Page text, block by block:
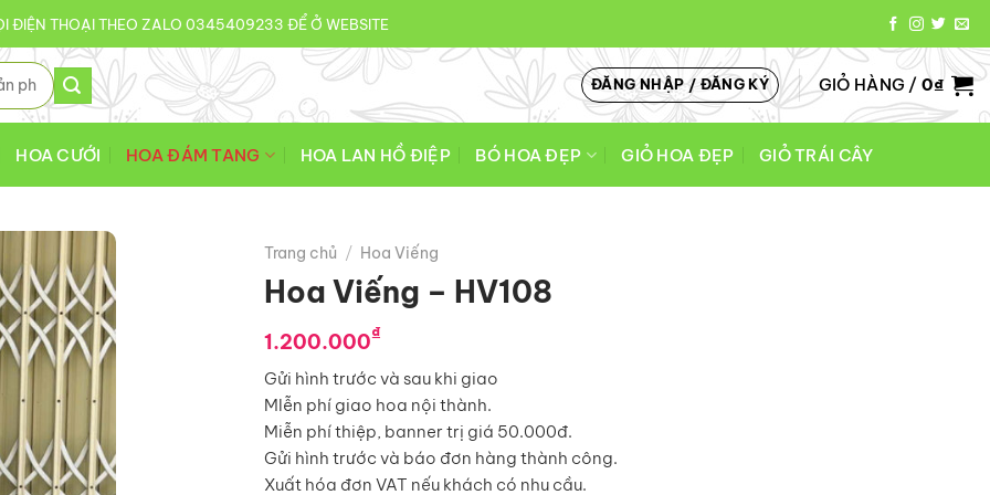
ĐIỆN THOẠI THEO ZALO 0345409233 ĐỂ Ở WEBSITE
ĐĂNG NHẬP / ĐĂNG KÝ GIỎ HÀNG /0₫
HOA CƯỚI HOA ĐÁM TANG HOA LAN HỒ ĐIỆP BÓ HOA ĐẸP GIỎ HOA ĐẸP GIỎ TRÁI CÂY
Trang chủ / Hoa Viếng
Hoa Viếng – HV108
1.200.000₫
Gửi hình trước và sau khi giao
MIễn phí giao hoa nội thành.
Miễn phí thiệp, banner trị giá 50.000đ.
Gửi hình trước và báo đơn hàng thành công.
Xuất hóa đơn VAT nếu khách có nhu cầu.